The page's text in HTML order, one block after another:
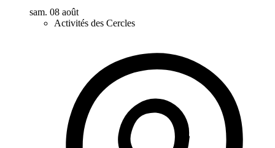
sam. 08 août
Activités des Cercles